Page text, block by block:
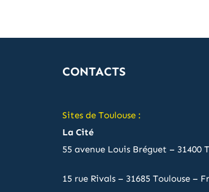
CONTACTS
Sites de Toulouse :
La Cité
55 avenue Louis Bréguet – 31400
15 rue Rivals – 31685 Toulouse –